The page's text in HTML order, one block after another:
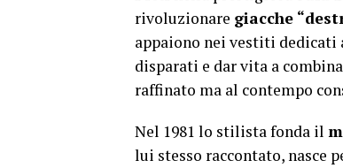
rivoluzionare giacche
appaiono nei vestiti dedicati
disparati e dar vita a
raffinato ma al contempo
Nel 1981 lo stilista fonda il
lui stesso raccontato, nasce